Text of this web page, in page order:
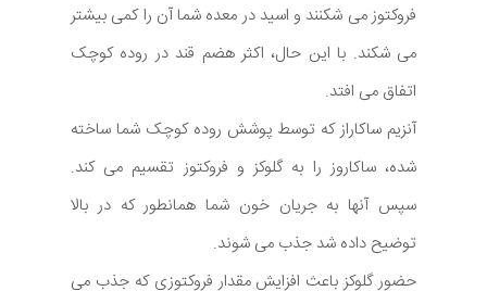
فروکتوز می شکنند و اسید در معده شما آن را کمی بیشتر
می شکند. با این حال، اکثر هضم قند در روده کوچک
اتفاق می افتد.
آنزیم ساکاراز که توسط پوشش روده کوچک شما ساخته
شده، ساکاروز را به گلوکز و فروکتوز تقسیم می کند.
سپس آنها به جریان خون شما همانطور که در بالا
توضیح داده شد جذب می شوند.
حضور گلوکز باعث افزایش مقدار فروکتوزی که جذب می